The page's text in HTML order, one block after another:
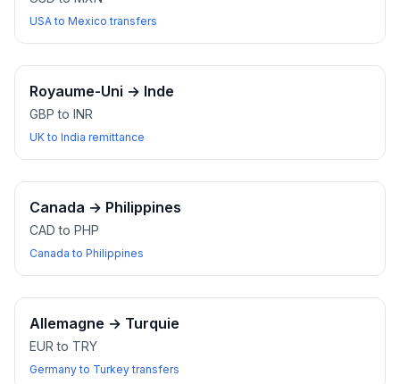
USA to Mexico transfers
Royaume-Uni → Inde
GBP to INR
UK to India remittance
Canada → Philippines
CAD to PHP
Canada to Philippines
Allemagne → Turquie
EUR to TRY
Germany to Turkey transfers